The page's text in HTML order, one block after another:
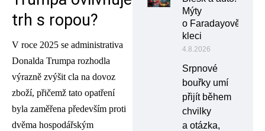
trh s ropou?
V roce 2025 se administrativa
Donalda Trumpa rozhodla
výrazně zvýšit cla na dovoz
zboží, přičemž tato opatření
byla zaměřena především proti
dvěma hospodářským
Mýty
o Faradayově
kleci
4.8.2026
Srpnové
bouřky umí
přijít během
chvilky
a otázka,